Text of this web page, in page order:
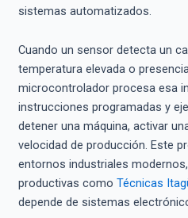
sistemas automatizados.
Cuando un sensor detecta un
temperatura elevada o
microcontrolador procesa esa
instrucciones programadas y
detener una máquina, activar
velocidad de producción. Este
entornos industriales
productivas como Técnicas
depende de sistemas